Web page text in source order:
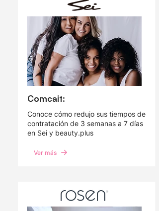
Comcait:
Conoce cómo redujo sus tiempos de
contratación de 3 semanas a 7 días
en Sei y beauty.plus
Ver más